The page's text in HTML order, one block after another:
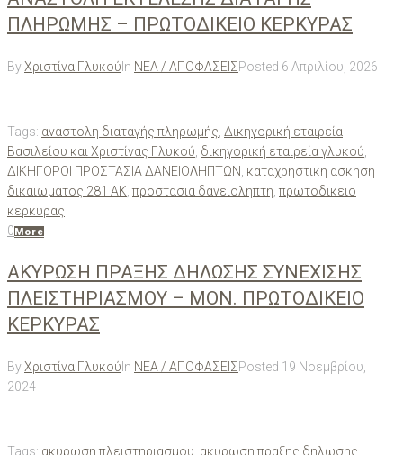
ΠΛΗΡΩΜΗΣ – ΠΡΩΤΟΔΙΚΕΙΟ ΚΕΡΚΥΡΑΣ
ByΧριστίνα Γλυκού In ΝΕΑ / ΑΠΟΦΑΣΕΙΣPosted 6 Απριλίου, 2026
Tags: αναστολη διαταγής πληρωμής Δικηγορική εταιρεία
Βασιλείου και Χριστίνας Γλυκού δικηγορική εταιρεία γλυκού
ΔΙΚΗΓΟΡΟΙ ΠΡΟΣΤΑΣΙΑ ΔΑΝΕΙΟΛΗΠΤΩΝ καταχρηστικη ασκηση
δικαιωματος 281 ΑΚ προστασια δανειοληπτη πρωτοδικειο
κερκυρας
0 More
ΑΚΥΡΩΣΗ ΠΡΑΞΗΣ ΔΗΛΩΣΗΣ ΣΥΝΕΧΙΣΗΣ
ΠΛΕΙΣΤΗΡΙΑΣΜΟΥ – ΜΟΝ. ΠΡΩΤΟΔΙΚΕΙΟ
ΚΕΡΚΥΡΑΣ
ByΧριστίνα Γλυκού In ΝΕΑ / ΑΠΟΦΑΣΕΙΣPosted 19 Νοεμβρίου,
2024
Tags: ακυρωση πλειστηριασμου ακυρωση πραξης δηλωσης